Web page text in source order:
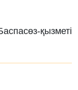
қызметі